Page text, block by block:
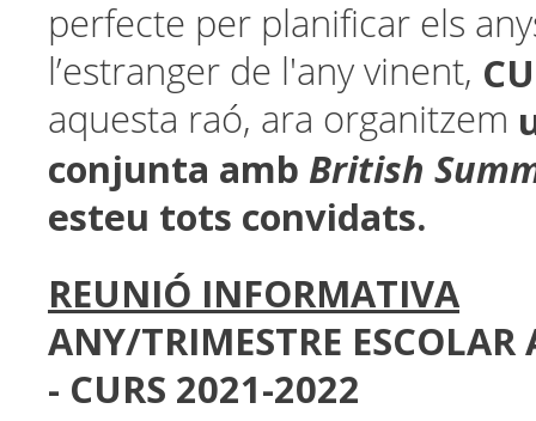
perfecte per planificar els
l’estranger de l'any vinent,
aquesta raó, ara organitzem
conjunta amb British
esteu tots convidats.
REUNIÓ INFORMATIVA
ANY/TRIMESTRE ESCOLAR
- CURS 2021-2022